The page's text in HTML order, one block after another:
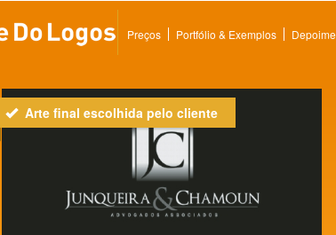
Preços Portfólio & Exemplos
Arte final escolhida pelo cliente